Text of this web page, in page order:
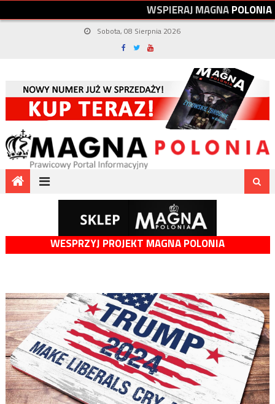
WSPIERAJMAGNAPOLONIA
Sobota, 08 Sierpnia 2026
WESPRZYJ PROJEKT MAGNA POLONIA